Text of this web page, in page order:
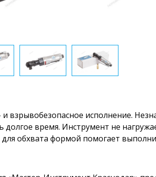
взрывобезопасное исполнение.
долгое время. Инструмент не
для обхвата формой помогает